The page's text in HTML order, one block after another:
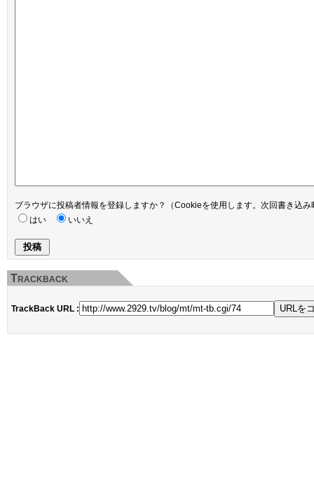
ブラウザに投稿者情報を登録しますか？（Cookieを使用します。次回書き込
はい
いいえ
Trackback
TrackBack URL :